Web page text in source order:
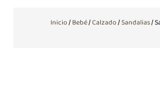
Inicio/Bebé/Calzado/Sandalias/